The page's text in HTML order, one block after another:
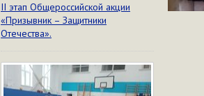
II этап Общероссийской акции
«Призывник – Защитники
Отечества».